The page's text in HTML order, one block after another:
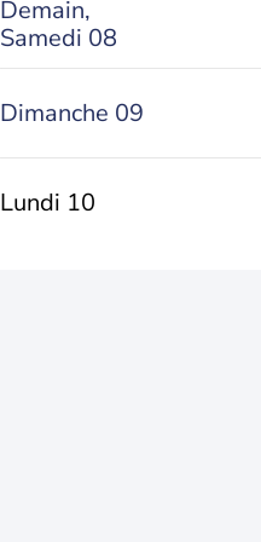
Demain,
Samedi 08
Dimanche 09
Lundi 10